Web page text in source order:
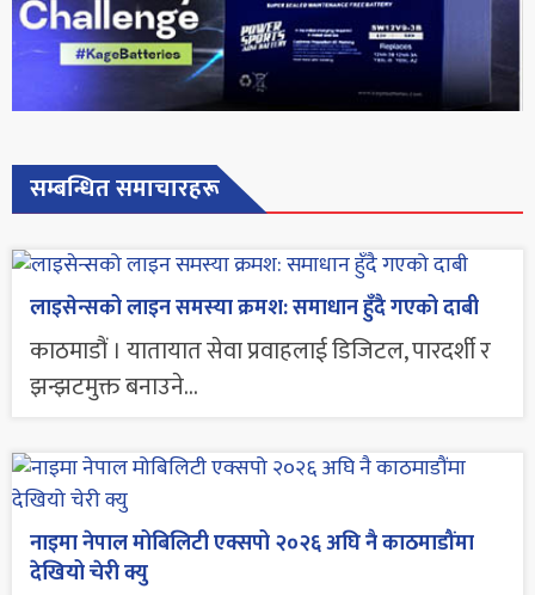
सम्बन्धित समाचारहरू
लाइसेन्सको लाइन समस्या क्रमश: समाधान हुँदै गएको दाबी
काठमाडौं । यातायात सेवा प्रवाहलाई डिजिटल, पारदर्शी र
झन्झटमुक्त बनाउने...
नाइमा नेपाल मोबिलिटी एक्सपो २०२६ अघि नै काठमाडौंमा
देखियो चेरी क्यु